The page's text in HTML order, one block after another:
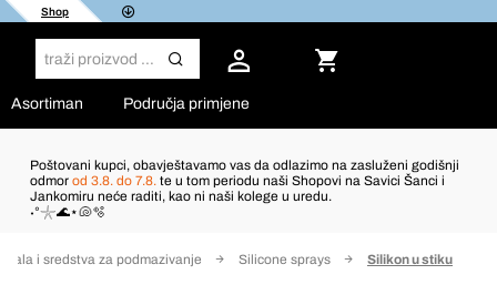
Shop
Asortiman Područja primjene
Poštovani kupci, obavještavamo vas da odlazimo na zasluženi godišnji
odmor od 3.8. do 7.8. te u tom periodu naši Shopovi na Savici Šanci i
Jankomiru neće raditi, kao ni naši kolege u uredu.
˖°𓇼🌊⋆🐚🫧
i sredstva za podmazivanje Silicone sprays Silikon u stiku